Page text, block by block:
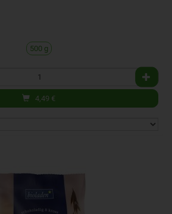
500 g
4,49 €